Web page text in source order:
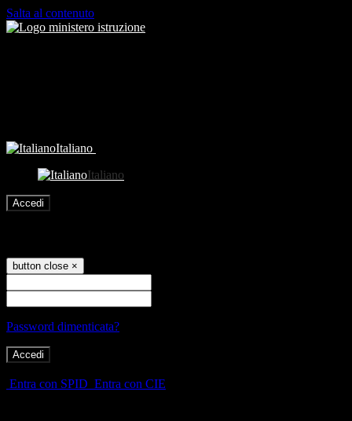
Salta al contenuto
Italiano
Italiano
Accedi
button close ×
Password dimenticata?
Entra con SPID Entra con CIE